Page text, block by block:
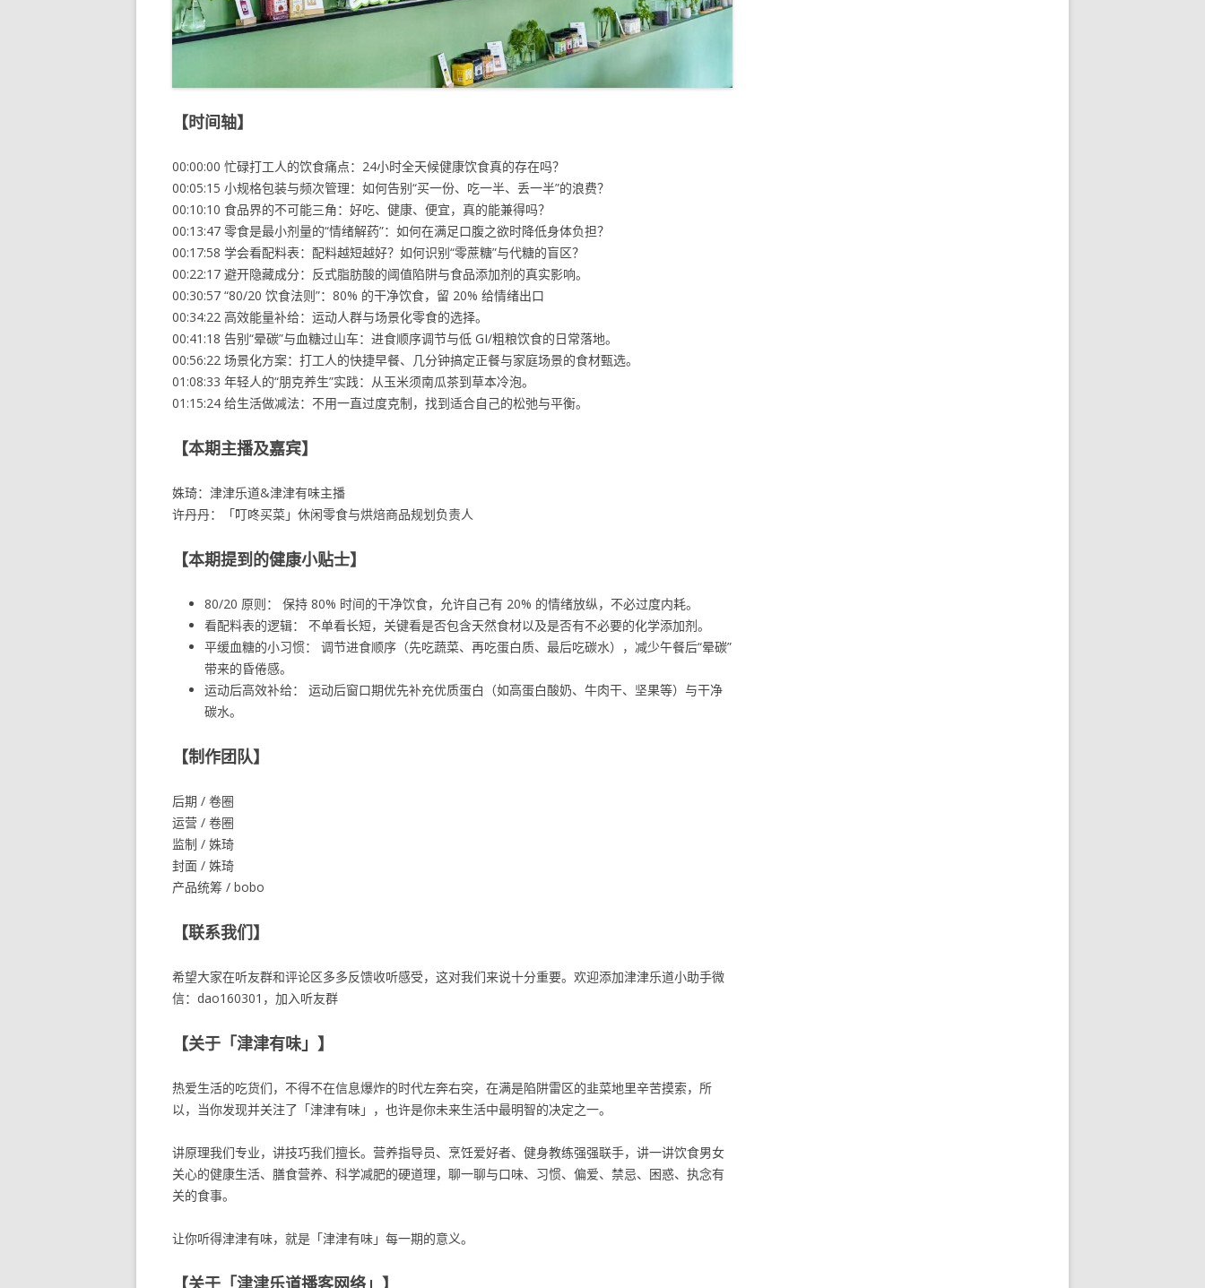
【时间轴】
00:00:00 忙碌打工人的饮食痛点：24小时全天候健康饮食真的存在吗？
00:05:15 小规格包装与频次管理：如何告别“买一份、吃一半、丢一半”的浪费？
00:10:10 食品界的不可能三角：好吃、健康、便宜，真的能兼得吗？
00:13:47 零食是最小剂量的“情绪解药”：如何在满足口腹之欲时降低身体负担？
00:17:58 学会看配料表：配料越短越好？如何识别“零蔗糖”与代糖的盲区？
00:22:17 避开隐藏成分：反式脂肪酸的阈值陷阱与食品添加剂的真实影响。
00:30:57 “80/20 饮食法则”：80% 的干净饮食，留 20% 给情绪出口
00:34:22 高效能量补给：运动人群与场景化零食的选择。
00:41:18 告别“晕碳”与血糖过山车：进食顺序调节与低 GI/粗粮饮食的日常落地。
00:56:22 场景化方案：打工人的快捷早餐、几分钟搞定正餐与家庭场景的食材甄选。
01:08:33 年轻人的“朋克养生”实践：从玉米须南瓜茶到草本冷泡。
01:15:24 给生活做减法：不用一直过度克制，找到适合自己的松弛与平衡。
【本期主播及嘉宾】
姝琦：津津乐道&津津有味主播
许丹丹：「叮咚买菜」休闲零食与烘焙商品规划负责人
【本期提到的健康小贴士】
80/20 原则： 保持 80% 时间的干净饮食，允许自己有 20% 的情绪放纵，不必过度内耗。
看配料表的逻辑： 不单看长短，关键看是否包含天然食材以及是否有不必要的化学添加剂。
平缓血糖的小习惯： 调节进食顺序（先吃蔬菜、再吃蛋白质、最后吃碳水），减少午餐后“晕碳”
带来的昏倦感。
运动后高效补给： 运动后窗口期优先补充优质蛋白（如高蛋白酸奶、牛肉干、坚果等）与干净
碳水。
【制作团队】
后期 / 卷圈
运营 / 卷圈
监制 / 姝琦
封面 / 姝琦
产品统筹 / bobo
【联系我们】
希望大家在听友群和评论区多多反馈收听感受，这对我们来说十分重要。欢迎添加津津乐道小助手微
信：dao160301，加入听友群
【关于「津津有味」】
热爱生活的吃货们，不得不在信息爆炸的时代左奔右突，在满是陷阱雷区的韭菜地里辛苦摸索，所
以，当你发现并关注了「津津有味」，也许是你未来生活中最明智的决定之一。
讲原理我们专业，讲技巧我们擅长。营养指导员、烹饪爱好者、健身教练强强联手，讲一讲饮食男女
关心的健康生活、膳食营养、科学减肥的硬道理，聊一聊与口味、习惯、偏爱、禁忌、困惑、执念有
关的食事。
让你听得津津有味，就是「津津有味」每一期的意义。
【关于「津津乐道播客网络」】